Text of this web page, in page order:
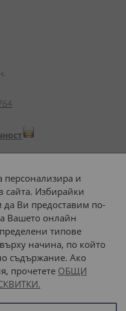
с:
наш транспорт
персонализира и
сайта. Избирайки
да Ви предоставим по-
Вашето онлайн
типове
начина, по който
съдържание. Ако
прочетете ОБЩИ